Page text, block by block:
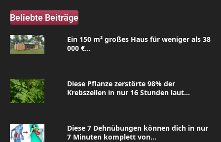
Beliebte Beiträge
Ein 150 m² großes Haus für weniger als 38
000 €...
Diese Pflanze zerstörte 98% der
Krebszellen in nur 16 Stunden laut...
Diese 7 Dehnübungen können dich in nur
7 Minuten komplett von...